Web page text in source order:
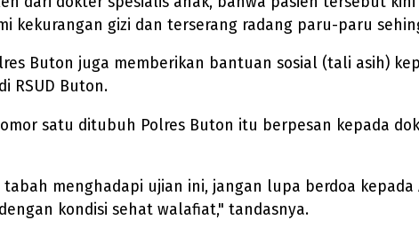
kekurangan gizi dan terserang radang paru-paru
Buton juga memberikan bantuan sosial (tali asih)
RSUD Buton.
satu ditubuh Polres Buton itu berpesan kepada
menghadapi ujian ini, jangan lupa berdoa
kondisi sehat walafiat," tandasnya.